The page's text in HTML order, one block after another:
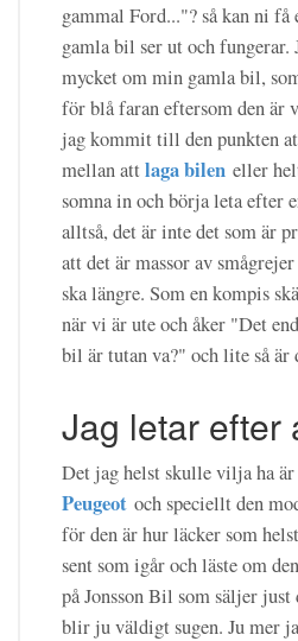
gammal Ford..."? så kan ni
gamla bil ser ut och fungerar.
mycket om min gamla bil,
för blå faran eftersom den är
jag kommit till den punkten
mellan attlaga bileneller
somna in och börja leta efter
alltså, det är inte det som är
att det är massor av
ska längre. Som en kompis
när vi är ute och åker "Det
bil är tutan va?" och lite så är
Jag letar efter
Det jag helst skulle vilja ha är
Peugeotoch speciellt den
för den är hur läcker som
sent som igår och läste om
på Jonsson Bil som säljer
blir ju väldigt sugen. Ju mer